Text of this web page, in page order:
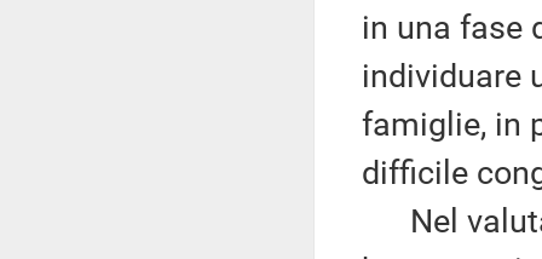
in una fase
individuare
famiglie, in
difficile
Nel